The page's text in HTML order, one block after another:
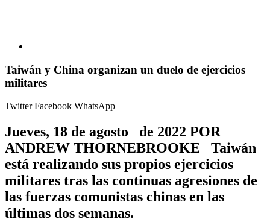
Taiwán y China organizan un duelo de ejercicios
militares
TwitterFacebook WhatsApp
Jueves, 18 de agosto de 2022 POR
ANDREW THORNEBROOKE Taiwán
está realizando sus propios ejercicios
militares tras las continuas agresiones de
las fuerzas comunistas chinas en las
últimas dos semanas.